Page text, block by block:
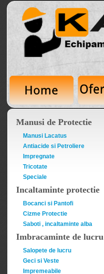
Manusi de Protectie
Manusi Lacatus
Antiacide si Petroliere
Impregnate
Tricotate
Speciale
Incaltaminte protectie
Bocanci si Pantofi
Cizme Protectie
Saboti , incaltaminte alba
Imbracaminte de lucru
Salopete de lucru
Geci si Veste
Impremeabile